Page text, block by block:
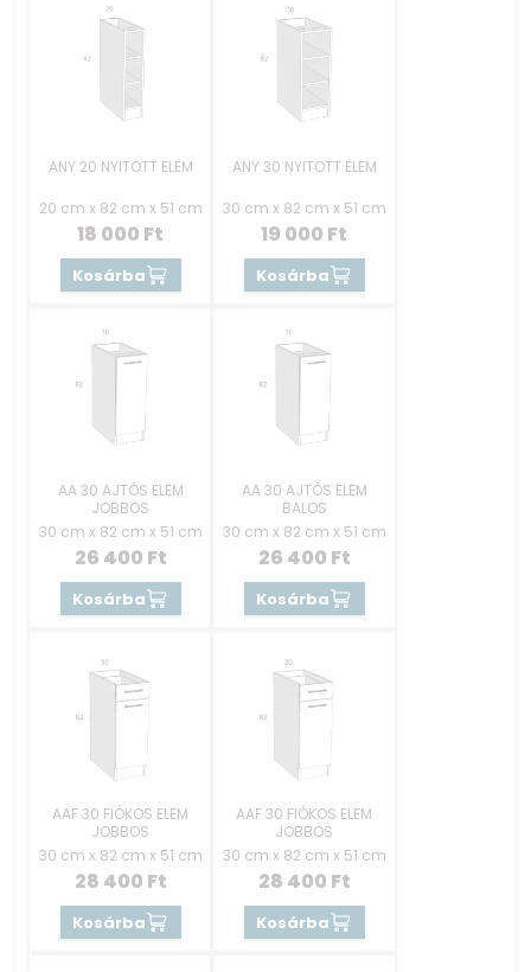
ANY 20 NYITOTT ELEM
20 cm x 82 cm x 51 cm
18 000 Ft
Kosárba
ANY 30 NYITOTT ELEM
30 cm x 82 cm x 51 cm
19 000 Ft
Kosárba
AA 30 AJTÓS ELEM
JOBBOS
30 cm x 82 cm x 51 cm
26 400 Ft
Kosárba
AA 30 AJTÓS ELEM
BALOS
30 cm x 82 cm x 51 cm
26 400 Ft
Kosárba
AAF 30 FIÓKOS ELEM
JOBBOS
30 cm x 82 cm x 51 cm
28 400 Ft
Kosárba
AAF 30 FIÓKOS ELEM
JOBBOS
30 cm x 82 cm x 51 cm
28 400 Ft
Kosárba